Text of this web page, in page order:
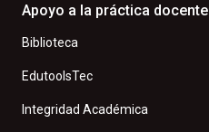
Apoyo a la práctica docente
Biblioteca
EdutoolsTec
Integridad Académica